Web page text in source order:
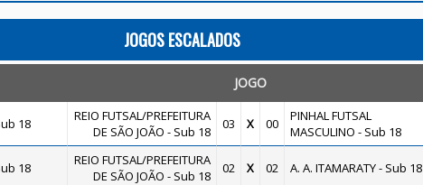
JOGOS ESCALADOS
JOGO
18
REIO FUTSAL/PREFEITURA
DE SÃO JOÃO - Sub 18
03 X 00
PINHAL FUTSAL
MASCULINO - Sub 18
18
REIO FUTSAL/PREFEITURA
DE SÃO JOÃO - Sub 18
02 X 02 A. A. ITAMARATY - Sub 18